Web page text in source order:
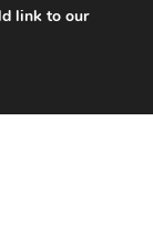
Inc.
link to our